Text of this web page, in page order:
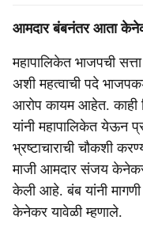
आमदार बंबनंतर आता
महापालिकेत भाजपची
अशी महत्वाची पदे
आरोप कायम आहेत. काही
यांनी महापालिकेत येऊन
भ्रष्टाचाराची चौकशी
माजी आमदार संजय केनेकर
केली आहे. बंब यांनी
केनेकर यावेळी म्हणाले.